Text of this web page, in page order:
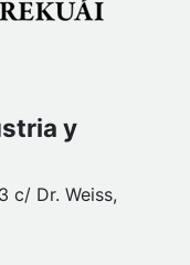
y
c/ Dr. Weiss,